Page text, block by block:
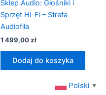
Sklep Audio: Głośniki i
Sprzęt Hi-Fi – Strefa
Audiofila
1 499,00zł
Dodaj do koszyka
Polski ▼